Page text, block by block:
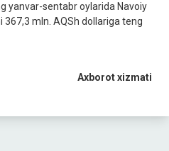
yanvar-sentabr oylarida Navoiy
mln. АQSh dollariga teng
Axborot xizmati